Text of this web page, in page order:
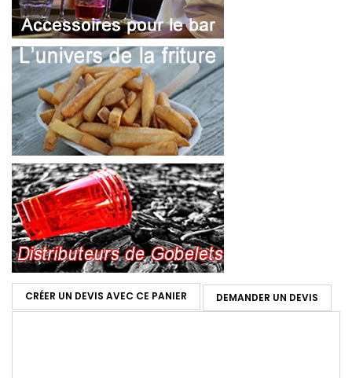
CRÉER UN DEVIS AVEC CE PANIER DEMANDER UN DEVIS